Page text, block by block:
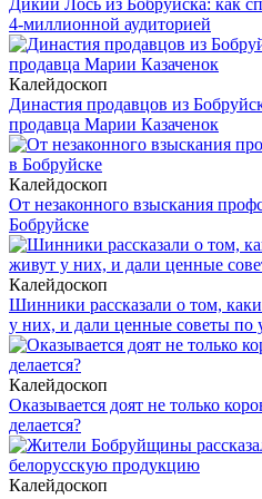
Дикий Лось из Бобруйска: как
4-миллионной аудиторией
Калейдоскоп
Династия продавцов из
продавца Марии Казаченок
Калейдоскоп
От незаконного взыскания
Бобруйске
Калейдоскоп
Шинники рассказали о том,
у них, и дали ценные советы по
Калейдоскоп
Оказывается доят не только
делается?
Калейдоскоп